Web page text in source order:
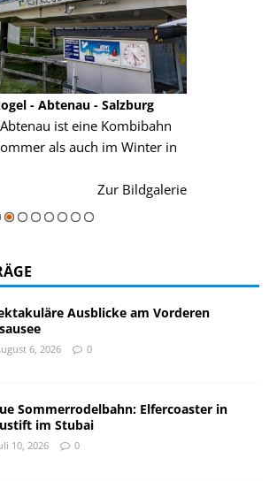
- Abtenau - Salzburg
ist eine Kombibahn
als auch im Winter in
Zur Bildgalerie
Ausblicke am Vorderen
6, 2026 0
Sommerrodelbahn: Elfercoaster in
im Stubai
10, 2026 0